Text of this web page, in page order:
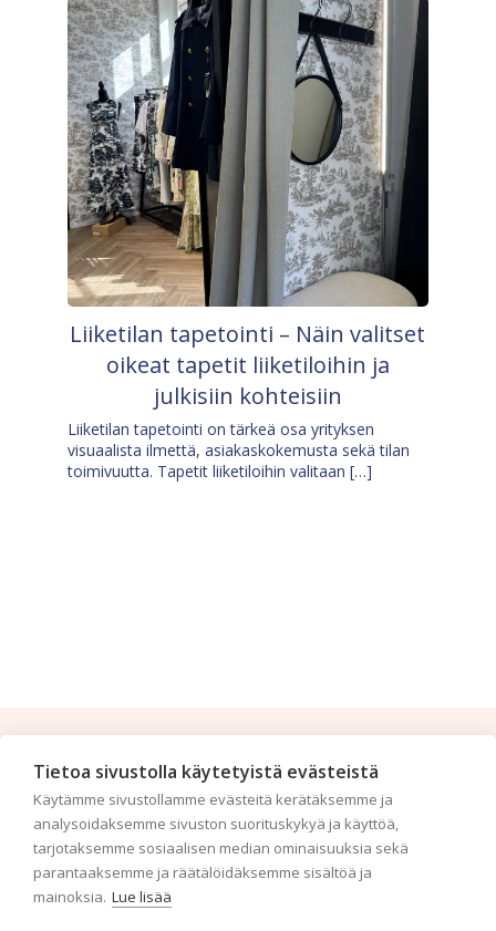
Tietoa sivustolla käytetyistä evästeistä
Käytämme sivustollamme evästeitä kerätäksemme ja
analysoidaksemme sivuston suorituskykyä ja käyttöä,
tarjotaksemme sosiaalisen median ominaisuuksia sekä
parantaaksemme ja räätälöidäksemme sisältöä ja
mainoksia. Lue lisää
Liiketilan tapetointi – Näin valitset
oikeat tapetit liiketiloihin ja
julkisiin kohteisiin
Liiketilan tapetointi on tärkeä osa yrityksen
visuaalista ilmettä, asiakaskokemusta sekä tilan
toimivuutta. Tapetit liiketiloihin valitaan […]
Tilaa uutiskirje
Haluaisitko nähdä uusimmat tapettimallistot heti
ensimmäisenä? Naputtele tiedot alas niin
pidämme sinut ajantasalla.